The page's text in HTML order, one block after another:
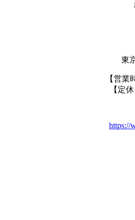
東
【営
【定
https://